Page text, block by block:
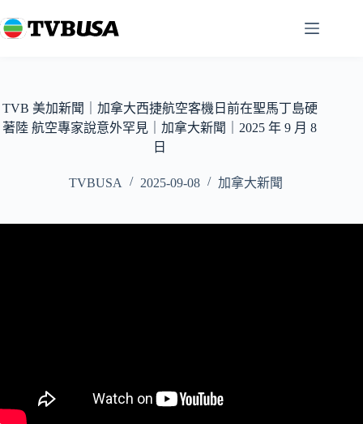
至
容
TVB 美加新聞｜加拿大西捷航空客機日前在聖馬丁島硬
著陸 航空專家說意外罕見｜加拿大新聞｜2025 年 9 月 8
日
TVBUSA 2025-09-08 加拿大新聞